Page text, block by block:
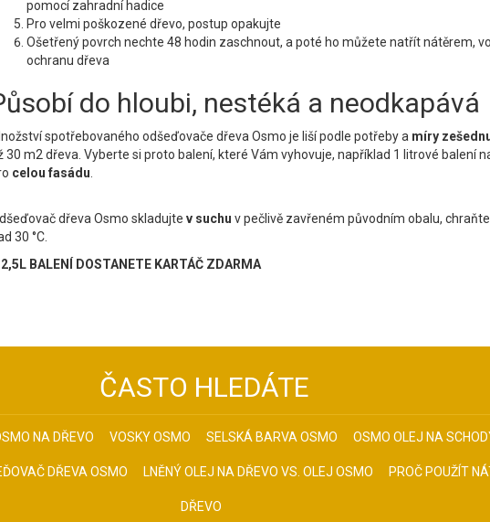
pomocí zahradní hadice
Pro velmi poškozené dřevo, postup opakujte
Ošetřený povrch nechte 48 hodin zaschnout, a poté ho můžete natřít nátěrem,
ochranu dřeva
do hloubi, nestéká a neodkapává
spotřebovaného odšeďovače dřeva Osmo je liší podle potřeby a míry
30 m2 dřeva. Vyberte si proto balení, které Vám vyhovuje, například 1 litrové balení
celou fasádu
dřeva Osmo skladujte v suchu v pečlivě zavřeném původním obalu,
30 °C.
2,5L BALENÍ DOSTANETE KARTÁČ ZDARMA
ČASTO HLEDÁTE
NA DŘEVO VOSKY OSMO SELSKÁ BARVA OSMO OSMO OLEJ NA
DŘEVA OSMO LNĚNÝ OLEJ NA DŘEVO VS. OLEJ OSMO PROČ POUŽÍT
DŘEVO